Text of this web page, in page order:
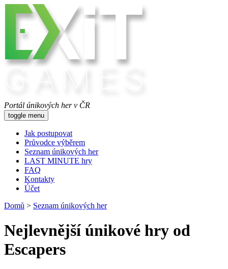
Portál únikových her v ČR
toggle menu
Jak postupovat
Průvodce výběrem
Seznam únikových her
LAST MINUTE hry
FAQ
Kontakty
Účet
Domů > Seznam únikových her
Nejlevnější únikové hry od
Escapers